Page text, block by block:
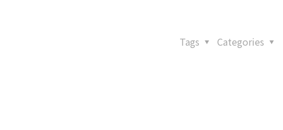
Categories
Tags